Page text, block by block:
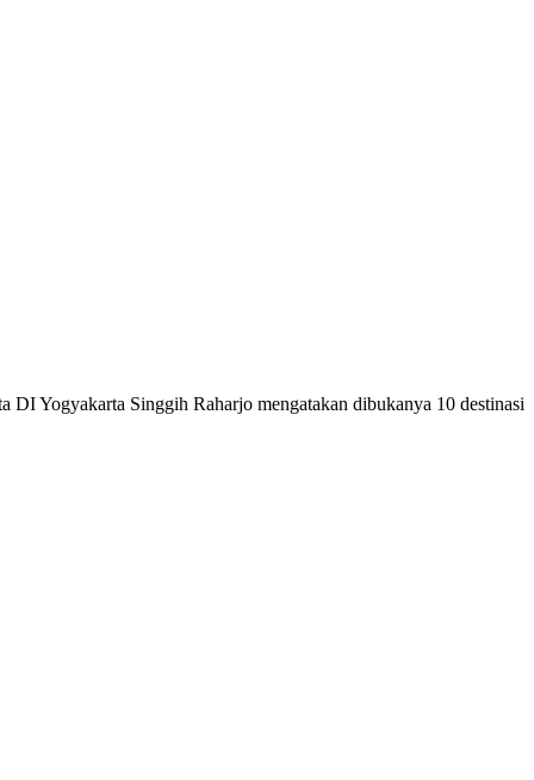
Yogyakarta Singgih Raharjo mengatakan dibukanya 10 destinasi